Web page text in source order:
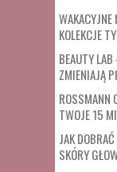
KOLEKCJE
BEAUTY
ZMIENIAJĄ
ROSSMANN
TWOJE 15
JAK
SKÓRY